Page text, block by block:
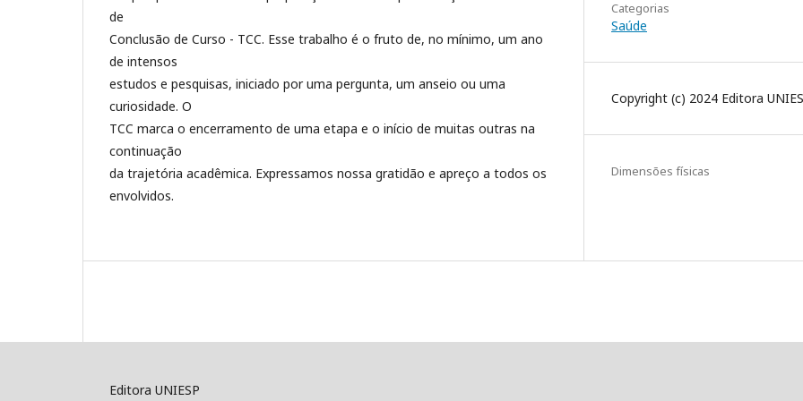
de
Conclusão de Curso - TCC. Esse trabalho é o fruto de, no mínimo, um ano
de intensos
estudos e pesquisas, iniciado por uma pergunta, um anseio ou uma
curiosidade. O
TCC marca o encerramento de uma etapa e o início de muitas outras na
continuação
da trajetória acadêmica. Expressamos nossa gratidão e apreço a todos os
envolvidos.
Categorias
Saúde
Copyright (c) 2024 Editora
Dimensões físicas
Editora UNIESP